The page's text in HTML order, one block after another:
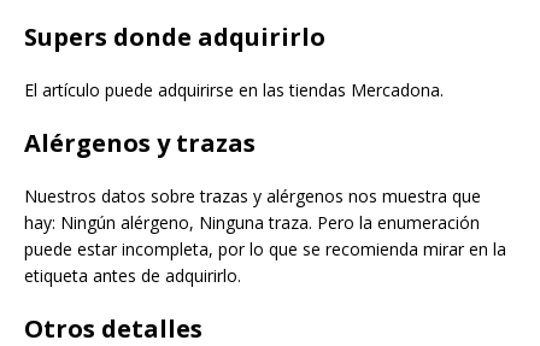
Supers donde adquirirlo
El artículo puede adquirirse en las tiendas Mercadona.
Alérgenos y trazas
Nuestros datos sobre trazas y alérgenos nos muestra que
hay: Ningún alérgeno, Ninguna traza. Pero la enumeración
puede estar incompleta, por lo que se recomienda mirar en la
etiqueta antes de adquirirlo.
Otros detalles